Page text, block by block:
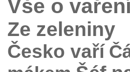
Vše o
Ze zeleniny
Česko vaří